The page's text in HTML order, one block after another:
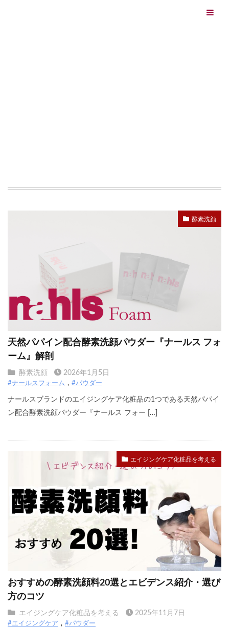
酵素洗顔
天然パパイン配合酵素洗顔パウダー『ナールス フォ
ーム』解剖
酵素洗顔 2026年1月5日
#ナールスフォーム #パウダー
ナールスブランドのエイジングケア化粧品の1つである天然パパイ
ン配合酵素洗顔パウダー『ナールス フォー […]
エイジングケア化粧品を考える
おすすめの酵素洗顔料20選とエビデンス紹介・選び
方のコツ
エイジングケア化粧品を考える 2025年11月7日
#エイジングケア #パウダー